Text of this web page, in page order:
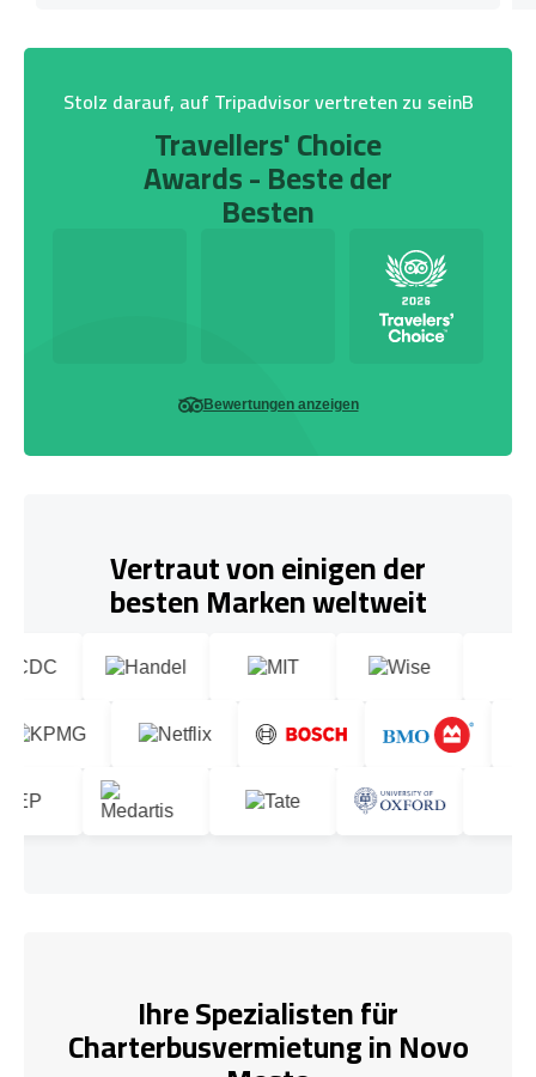
Stolz darauf, auf Tripadvisor vertreten zu seinB
Travellers' Choice
Awards - Beste der
Besten
Bewertungen anzeigen
Vertraut von einigen der
besten Marken weltweit
Ihre Spezialisten für
Charterbusvermietung in Novo